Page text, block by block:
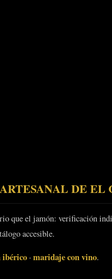
DE EL
que el jamón: verificación
accesible.
ibérico · maridaje con vino.